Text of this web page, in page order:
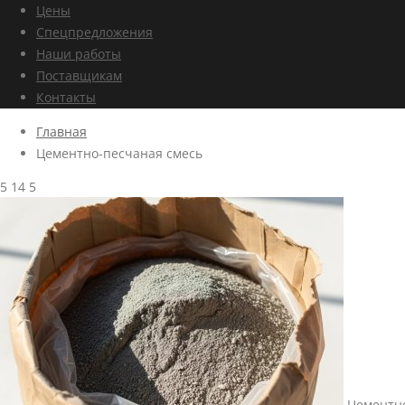
Цены
Спецпредложения
Наши работы
Поставщикам
Контакты
Главная
Цементно-песчаная смесь
5 14 5